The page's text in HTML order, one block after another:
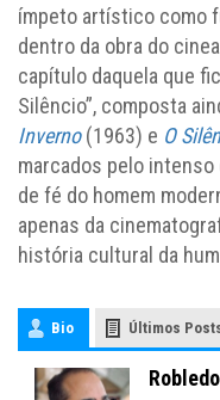
ímpeto artístico como
dentro da obra do
capítulo daquela que
Silêncio”, composta
Inverno(1963) e O
marcados pelo
de fé do homem
apenas da
história cultural da
Bio Últimos